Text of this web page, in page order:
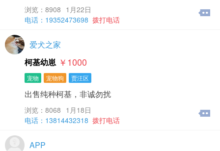
浏览：8908 1月22日
电话：19352473698 拨打电话
爱犬之家
柯基幼崽 ￥1000
宠物 宠物狗 贾汪区
出售纯种柯基，非诚勿扰
浏览：8068 1月18日
电话：13814432318 拨打电话
APP